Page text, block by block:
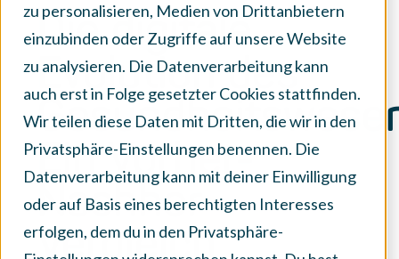
zu personalisieren, Medien von Drittanbietern
einzubinden oder Zugriffe auf unsere Website
zu analysieren. Die Datenverarbeitung kann
auch erst in Folge gesetzter Cookies stattfinden.
Wir teilen diese Daten mit Dritten, die wir in den
Privatsphäre-Einstellungen benennen. Die
Datenverarbeitung kann mit deiner Einwilligung
oder auf Basis eines berechtigten Interesses
erfolgen, dem du in den Privatsphäre-
Die digitale
Evolution des
Ein Vorher-
Nachher-
Vergleich